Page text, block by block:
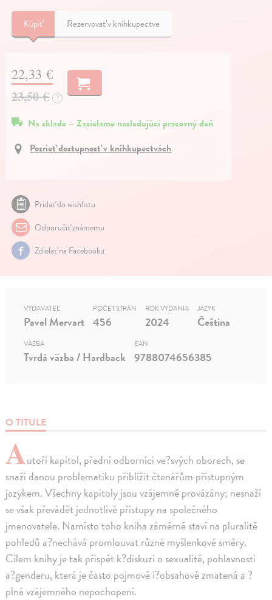
Kúpiť Rezervovať v kníhkupectve
22,33 €
23,50 € ?
Na sklade – Zasielame nasledujúci pracovný deň
Pozrieť dostupnosť v kníhkupectvách
Pridať do wishlistu
Odporučiť známemu
Zdielať na Facebooku
O TITULE
Autoři kapitol, přední odborníci ve?svých oborech, se
snaží danou problematiku přiblížit čtenářům přístupným
jazykem. Všechny kapitoly jsou vzájemně provázány; nesnaží
se však převádět jednotlivé přístupy na společného
jmenovatele. Namísto toho kniha záměrně staví na pluralitě
pohledů a?nechává promlouvat různé myšlenkové směry.
Cílem knihy je tak přispět k?diskuzi o sexualitě, pohlavnosti
a?genderu, která je často pojmově i?obsahově zmatená a ?
plná vzájemného nepochopení.
VYDAVATEĽ
Pavel Mervart
POČET STRÁN
456
ROK VYDANIA
2024
JAZYK
Čeština
VÄZBA
Tvrdá väzba / Hardback
EAN
9788074656385